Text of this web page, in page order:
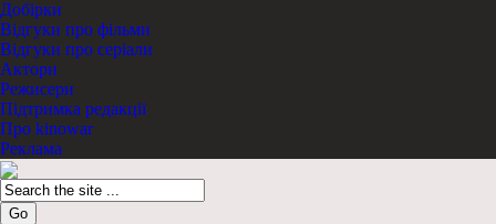
Добірки
Відгуки про фільми
Відгуки про серіали
Актори
Режисери
Підтримка редакції
Про kinowar
Реклама
Go